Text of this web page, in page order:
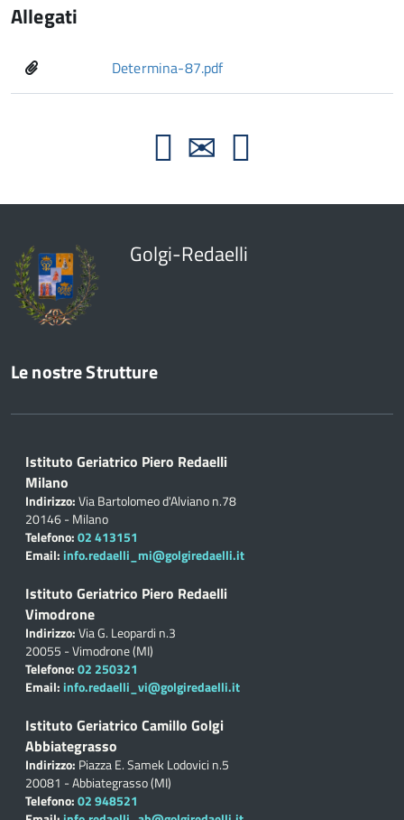
Allegati
Determina-87.pdf
Golgi-Redaelli
Le nostre Strutture
Istituto Geriatrico Piero Redaelli
Milano
Indirizzo:Via Bartolomeo d'Alviano n.78
20146 - Milano
Telefono:02 413151
Email: info.redaelli_mi@golgiredaelli.it
Istituto Geriatrico Piero Redaelli
Vimodrone
Indirizzo:Via G. Leopardi n.3
20055 - Vimodrone (MI)
Telefono:02 250321
Email: info.redaelli_vi@golgiredaelli.it
Istituto Geriatrico Camillo Golgi
Abbiategrasso
Indirizzo: Piazza E. Samek Lodovici n.5
20081 - Abbiategrasso (MI)
Telefono:02 948521